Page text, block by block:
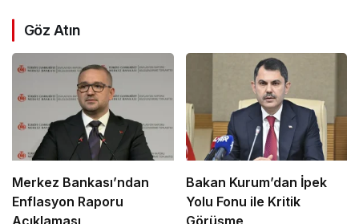
Göz Atın
Merkez Bankası’ndan
Enflasyon Raporu
Bakan Kurum’dan İpek
Yolu Fonu ile Kritik